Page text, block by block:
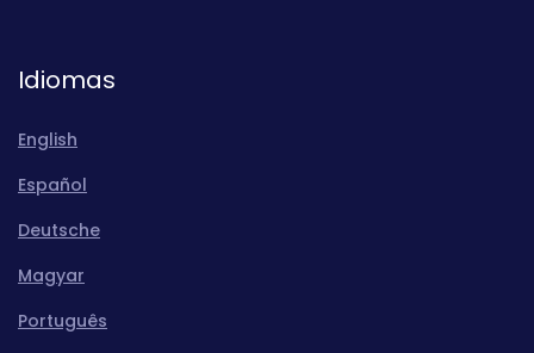
Idiomas
English
Español
Deutsche
Magyar
Português